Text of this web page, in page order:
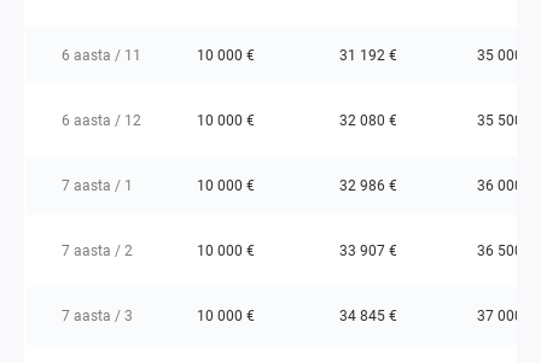
6 aasta / 11 10 000 € 31 192 € 35 000 €
6 aasta / 12 10 000 € 32 080 € 35 500 €
7 aasta / 1 10 000 € 32 986 € 36 000 €
7 aasta / 2 10 000 € 33 907 € 36 500 €
7 aasta / 3 10 000 € 34 845 € 37 000 €